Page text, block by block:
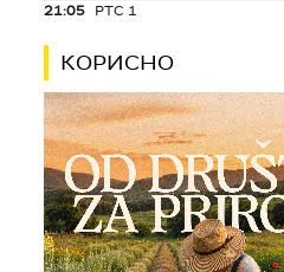
21:05 РТС 1
КОРИСНО